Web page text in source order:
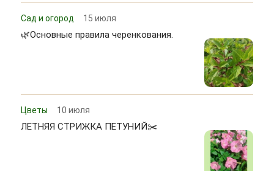
Сад и огород 15 июля
🌿Основные правила черенкования.
Цветы 10 июля
ЛЕТНЯЯ СТРИЖКА ПЕТУНИЙ✂️